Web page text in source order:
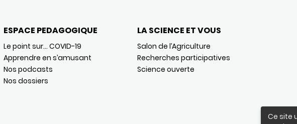
Ce site
ESPACE PEDAGOGIQUE
Le point sur… COVID-19
Apprendre en s’amusant
Nos podcasts
Nos dossiers
LA SCIENCE ET VOUS
Salon de l’Agriculture
Recherches participatives
Science ouverte